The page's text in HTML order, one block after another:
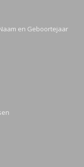
en Geboortejaar